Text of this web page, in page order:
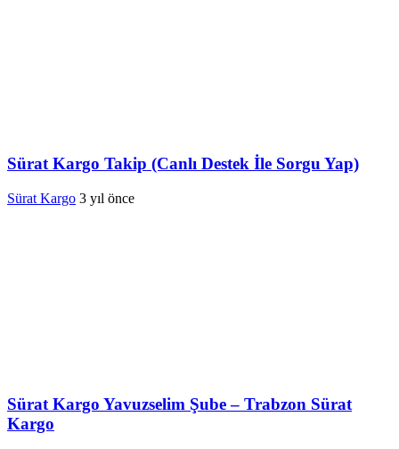
Sürat Kargo Takip (Canlı Destek İle Sorgu Yap)
Sürat Kargo 3 yıl önce
Sürat Kargo Yavuzselim Şube – Trabzon Sürat
Kargo